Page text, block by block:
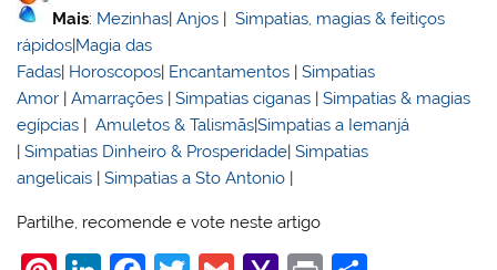
Mais: Mezinhas |Anjos |Simpatias, magias & feitiços
rápidos Magia das
Fadas Horoscopos Encantamentos |Simpatias
Amor |Amarrações |Simpatias ciganas |Simpatias & magias
egípcias |Amuletos & Talismãs|Simpatias a Iemanjá
|Simpatias Dinheiro & Prosperidade |Simpatias
angelicais |Simpatias a Sto Antonio
Partilhe, recomende e vote neste artigo